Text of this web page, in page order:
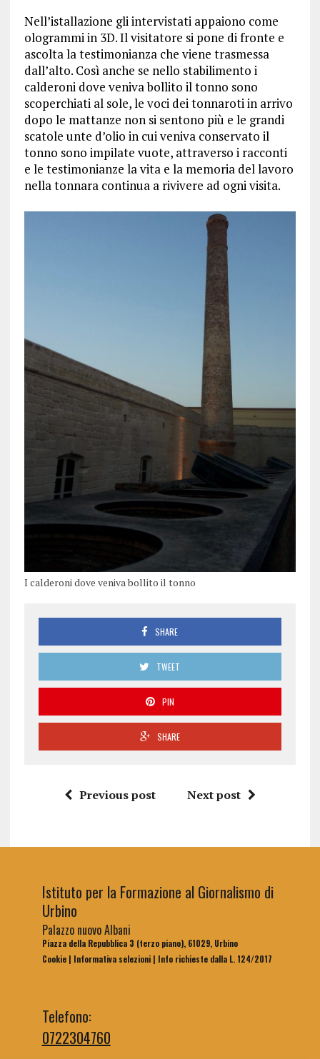
Nell’istallazione gli intervistati appaiono come
ologrammi in 3D. Il visitatore si pone di fronte e
ascolta la testimonianza che viene trasmessa
dall’alto. Così anche se nello stabilimento i
calderoni dove veniva bollito il tonno sono
scoperchiati al sole, le voci dei tonnaroti in arrivo
dopo le mattanze non si sentono più e le grandi
scatole unte d’olio in cui veniva conservato il
tonno sono impilate vuote, attraverso i racconti
e le testimonianze la vita e la memoria del lavoro
nella tonnara continua a rivivere ad ogni visita.
I calderoni dove veniva bollito il tonno
SHARE
TWEET
PIN
SHARE
Previous post Next post
Istituto per la Formazione al Giornalismo di
Urbino
Palazzo nuovo Albani
Piazza della Repubblica 3 (terzo piano), 61029, Urbino
Cookie| Informativa selezioni| Info richieste dalla L. 124/2017
Telefono:
0722304760